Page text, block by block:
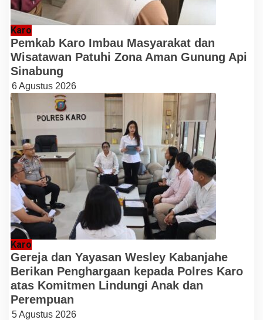
Karo
Pemkab Karo Imbau Masyarakat dan
Wisatawan Patuhi Zona Aman Gunung Api
Sinabung
6 Agustus 2026
Karo
Gereja dan Yayasan Wesley Kabanjahe
Berikan Penghargaan kepada Polres Karo
atas Komitmen Lindungi Anak dan
Perempuan
5 Agustus 2026